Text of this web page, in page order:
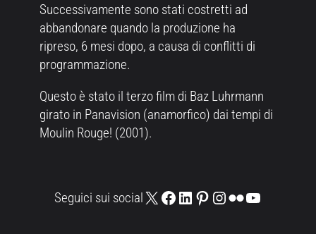
Successivamente sono stati costretti ad
abbandonare quando la produzione ha
ripreso, 6 mesi dopo, a causa di conflitti di
programmazione.
Questo è stato il terzo film di Baz Luhrmann
girato in Panavision (anamorfico) dai tempi di
Moulin Rouge! (2001).
Seguici sui socialX Facebook
LinkedIn
Pinterest
Instagram
FlickrYouTube